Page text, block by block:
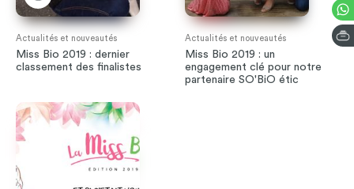
Actualités et nouveautés
Miss Bio 2019 : dernier
classement des finalistes
Actualités et nouveautés
Miss Bio 2019 : un
engagement clé pour notre
partenaire SO'BiO étic